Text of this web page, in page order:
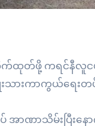
ထုတ်ဖို့ ကရင်နီလူင
ကာကွယ်ရေးတပ်
အာဏာသိမ်းပြီး